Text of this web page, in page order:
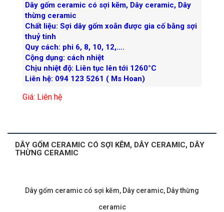
Dây gốm ceramic có sợi kẽm, Dây ceramic, Dây
thừng ceramic
Chất liệu: Sợi dây gốm xoắn được gia cố bằng sợi
thuỷ tinh
Quy cách: phi 6, 8, 10, 12,….
Cộng dụng: cách nhiệt
Chịu nhiệt độ: Liên tục lên tới 1260°C
Liên hệ: 094 123 5261 ( Ms Hoan)
Giá: Liên hệ
DÂY GỐM CERAMIC CÓ SỢI KẼM, DÂY CERAMIC, DÂY
THỪNG CERAMIC
Dây gốm ceramic có sợi kẽm, Dây ceramic, Dây thừng
ceramic